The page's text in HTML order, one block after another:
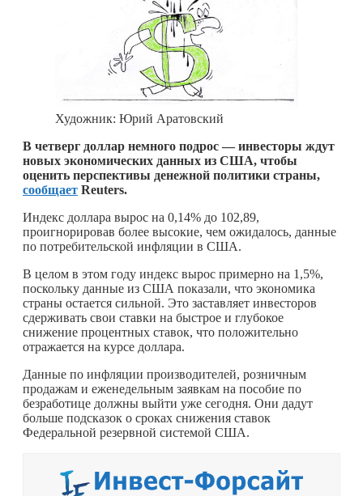
Художник: Юрий Аратовский
В четверг доллар немного подрос — инвесторы ждут
новых экономических данных из США, чтобы
оценить перспективы денежной политики страны,
сообщает Reuters.
Индекс доллара вырос на 0,14% до 102,89,
проигнорировав более высокие, чем ожидалось, данные
по потребительской инфляции в США.
В целом в этом году индекс вырос примерно на 1,5%,
поскольку данные из США показали, что экономика
страны остается сильной. Это заставляет инвесторов
сдерживать свои ставки на быстрое и глубокое
снижение процентных ставок, что положительно
отражается на курсе доллара.
Данные по инфляции производителей, розничным
продажам и еженедельным заявкам на пособие по
безработице должны выйти уже сегодня. Они дадут
больше подсказок о сроках снижения ставок
Федеральной резервной системой США.